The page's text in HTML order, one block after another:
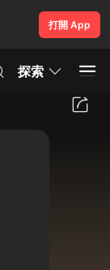
打開 App
探索